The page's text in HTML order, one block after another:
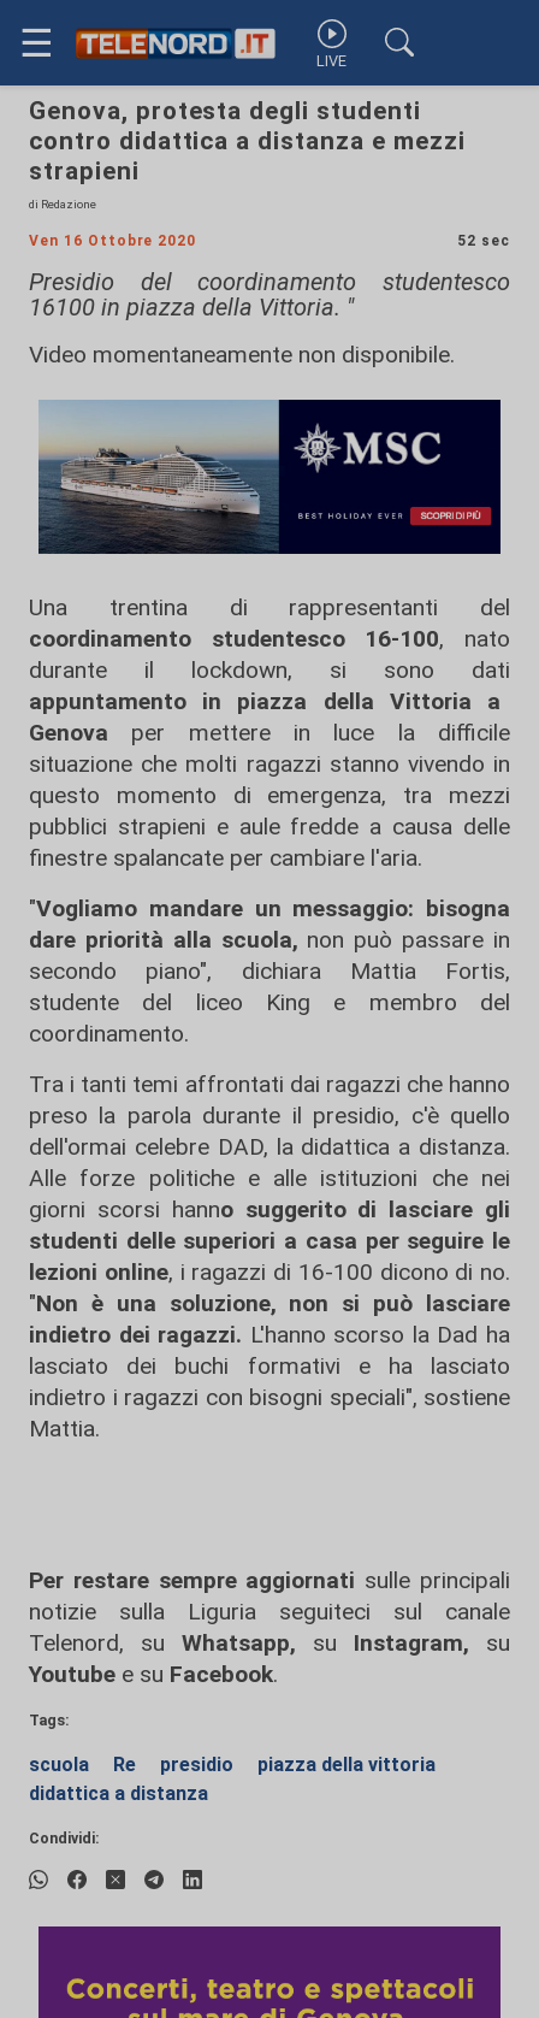
☰ LIVE
Genova, protesta degli studenti
contro didattica a distanza e mezzi
strapieni
di Redazione
Ven 16 Ottobre 2020 52 sec
Presidio del coordinamento studentesco
16100 in piazza della Vittoria. "
Video momentaneamente non disponibile.
Una trentina di rappresentanti del
coordinamento studentesco 16-100, nato
durante il lockdown, si sono dati
appuntamento in piazza della Vittoria a
Genova per mettere in luce la difficile
situazione che molti ragazzi stanno vivendo in
questo momento di emergenza, tra mezzi
pubblici strapieni e aule fredde a causa delle
finestre spalancate per cambiare l'aria.
"Vogliamo mandare un messaggio: bisogna
dare priorità alla scuola, non può passare in
secondo piano", dichiara Mattia Fortis,
studente del liceo King e membro del
coordinamento.
Tra i tanti temi affrontati dai ragazzi che hanno
preso la parola durante il presidio, c'è quello
dell'ormai celebre DAD, la didattica a distanza.
Alle forze politiche e alle istituzioni che nei
giorni scorsi hanno suggerito di lasciare gli
studenti delle superiori a casa per seguire le
lezioni online, i ragazzi di 16-100 dicono di no.
"Non è una soluzione, non si può lasciare
indietro dei ragazzi. L'hanno scorso la Dad ha
lasciato dei buchi formativi e ha lasciato
indietro i ragazzi con bisogni speciali", sostiene
Mattia.
Per restare sempre aggiornati sulle principali
notizie sulla Liguria seguiteci sul canale
Telenord, su
Whatsapp, su Instagram, su
Youtube e su Facebook.
Tags:
scuola Re presidio
piazza della vittoria
didattica a distanza
Condividi: